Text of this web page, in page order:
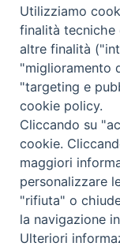
condividi su
F
a
c
e
b
o
o
k
P
i
n
t
e
r
e
s
t
T
h
r
e
a
d
s
Facoltà Teologica
Via del Seminario 7,
Telefono: 049
Mail:segreteria@fttr.it
Utilizziamo
finalità tecniche
altre finalità
"miglioramento
"targeting e
cookie policy.
Cliccando su
cookie.
maggiori
personalizzare
"rifiuta" o
la navigazione
Ulteriori